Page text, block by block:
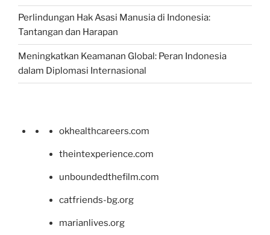
Perlindungan Hak Asasi Manusia di Indonesia:
Tantangan dan Harapan
Meningkatkan Keamanan Global: Peran Indonesia
dalam Diplomasi Internasional
okhealthcareers.com
theintexperience.com
unboundedthefilm.com
catfriends-bg.org
marianlives.org